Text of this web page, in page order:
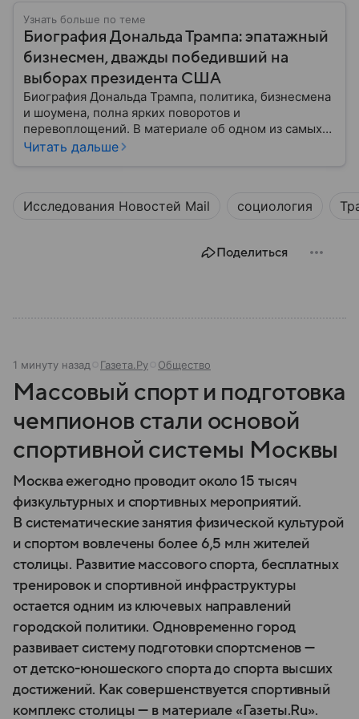
Узнать больше по теме
Биография Дональда Трампа: эпатажный
бизнесмен, дважды победивший на
выборах президента США
Биография Дональда Трампа, политика, бизнесмена
и шоумена, полна ярких поворотов и
перевоплощений. В материале об одном из самых
эпатажных деятелей современности мы разберем
Читать дальше
Исследования Новостей Mail социология
Поделиться
1 минуту назад Газета.Ру Общество
Массовый спорт и подготовка
чемпионов стали основой
спортивной системы Москвы
Москва ежегодно проводит около 15 тысяч
физкультурных и спортивных мероприятий.
В систематические занятия физической культурой
и спортом вовлечены более 6,5 млн жителей
столицы. Развитие массового спорта, бесплатных
тренировок и спортивной инфраструктуры
остается одним из ключевых направлений
городской политики. Одновременно город
развивает систему подготовки спортсменов —
от детско-юношеского спорта до спорта высших
достижений. Как совершенствуется спортивный
комплекс столицы — в материале «Газеты.Ru».